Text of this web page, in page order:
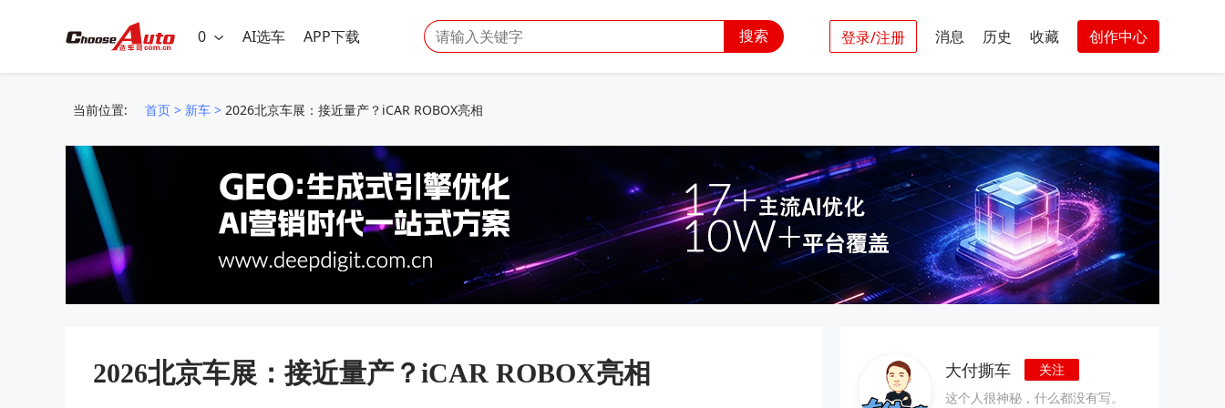
0 AI选车 APP下载 搜索 登录/注册 消息 历史 收藏 创作中心
当前位置: 首页 > 新车 > 2026北京车展：接近量产？iCAR ROBOX亮相
2026北京车展：接近量产？iCAR ROBOX亮相 大付撕车
关注
这个人很神秘，什么都没有写。